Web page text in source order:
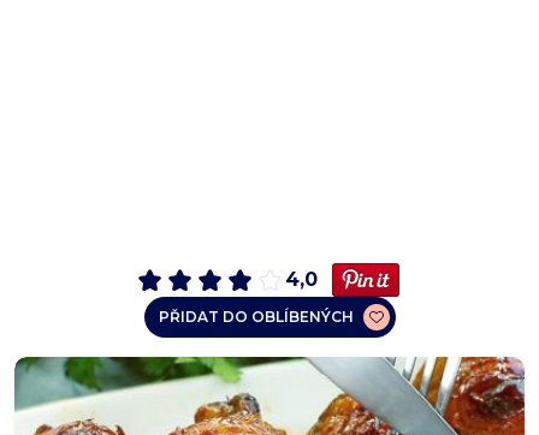
4,0
PŘIDAT DO OBLÍBENÝCH